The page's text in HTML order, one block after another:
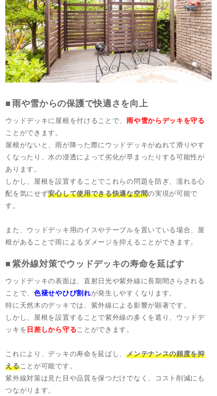
雨や雪からの保護で快適さを向上
ウッドデッキに屋根を付けることで、雨や雪からデッキを守る
ことができます。
屋根がないと、雨が降った際にウッドデッキがぬれて滑りやす
くなったり、水の浸透によって劣化が早まったりする可能性が
あります。
しかし、屋根を設置することでこれらの問題を防ぎ、濡れる心
配を気にせず安心して使用できる快適な空間の実現が可能で
す。
また、ウッドデッキ用のイスやテーブルを置いている場合、屋
根があることで雨によるダメージを抑えることができます。
紫外線対策でウッドデッキの寿命を延ばす
ウッドデッキの表面は、直射日光や紫外線に長期間さらされる
ことで、色褪せやひび割れが発生しやすくなります。
特に天然木のデッキでは、紫外線による影響が顕著です。
しかし、屋根を設置することで紫外線の多くを遮り、ウッドデ
ッキを日差しから守ることができます。
これにより、デッキの寿命を延ばし、メンテナンスの頻度を抑
えることが可能です。
紫外線対策は見た目や品質を保つだけでなく、コスト削減にも
つながります。